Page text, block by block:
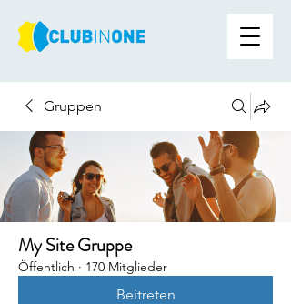
Gruppen
My Site Gruppe
Öffentlich · 170 Mitglieder
Beitreten